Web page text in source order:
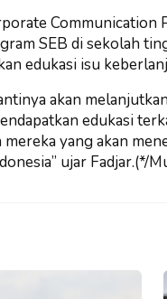
Communication
SEB di sekolah
edukasi isu
akan
edukasi
yang akan
ujar Fadjar.(*/